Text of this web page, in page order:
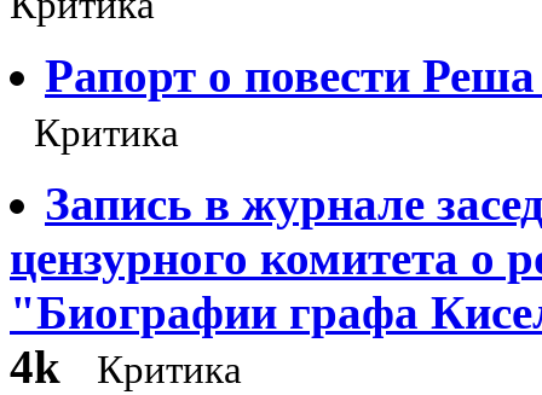
Рапорт о повести
Критика
Запись в журнале
цензурного комитета
"Биографии графа
4k
Критика